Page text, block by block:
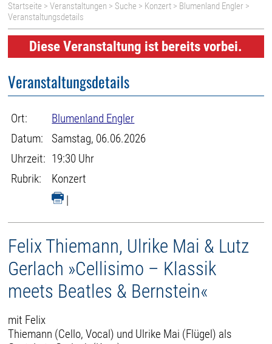
Startseite >Veranstaltungen > Suche > Konzert > Blumenland Engler >
Veranstaltungsdetails
Diese Veranstaltung ist bereits vorbei.
Veranstaltungsdetails
Ort:
Blumenland Engler
Datum:
Samstag, 06.06.2026
Uhrzeit: 19:30 Uhr
Rubrik:
Konzert
|
Felix Thiemann, Ulrike Mai & Lutz
Gerlach »Cellisimo – Klassik
meets Beatles & Bernstein«
mit Felix
Thiemann (Cello, Vocal) und Ulrike Mai (Flügel) als